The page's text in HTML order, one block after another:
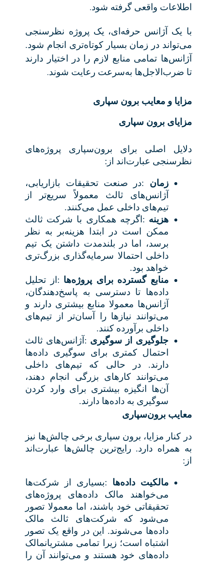
اطلاعات واقعی گرفته شود.
با یک آژانس حرفه‌ای، یک پروژه نظرسنجی
می‌تواند در زمان بسیار کوتاه‌تری انجام شود.
آژانس‌ها تمامی منابع لازم را در اختیار دارند
تا ضرب‌الاجل‌ها به‌سرعت رعایت شوند.
مزایا و معایب برون سپاری
مزایای برون سپاری
دلایل اصلی برای برون‌سپاری پروژه‌های
نظرسنجی عبارت‌اند از :
زمان :در صنعت تحقیقات بازاریابی،
آژانس‌های ثالث معمولاً سریع‌تر از
تیم‌های داخلی عمل می‌کنند.
هزینه :اگرچه همکاری با شرکت ثالث
ممکن است در ابتدا هزینه‌بر به نظر
برسد، اما در بلندمدت داشتن یک تیم
داخلی احتمالا سرمایه‌گذاری بزرگ‌تری
خواهد بود.
منابع گسترده برای پروژه‌ها :از تحلیل
داده‌ها تا دسترسی به پاسخ‌دهندگان،
آژانس‌ها معمولا منابع بیشتری دارند و
می‌توانند نیازها را آسان‌تر از تیم‌های
داخلی برآورده کنند.
جلوگیری از سوگیری :آژانس‌های ثالث
احتمال کمتری برای سوگیری داده‌ها
دارند. در حالی که تیم‌های داخلی
می‌توانند کارهای بزرگی انجام دهند،
آن‌ها انگیزه بیشتری برای وارد کردن
سوگیری به داده‌ها دارند.
معایب برون‌سپاری
در کنار مزایا، برون سپاری برخی چالش‌ها نیز
به همراه دارد. رایج‌ترین چالش‌ها عبارت‌اند
از :
مالکیت داده‌ها :بسیاری از شرکت‌ها
می‌خواهند مالک داده‌های پروژه‌های
تحقیقاتی خود باشند، اما معمولا تصور
می‌شود که شرکت‌های ثالث مالک
داده‌ها می‌شوند. این در واقع یک تصور
اشتباه است؛ زیرا تمامی مشتریانمالک
داده‌های خود هستند و می‌توانند آن را